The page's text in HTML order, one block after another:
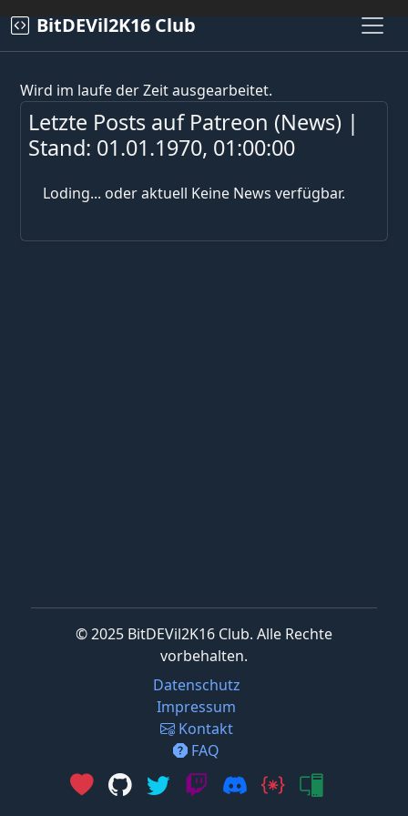
BitDEVil2K16 Club
Wird im laufe der Zeit ausgearbeitet.
Letzte Posts auf Patreon (News) |
Stand: 01.01.1970, 01:00:00
Loding... oder aktuell Keine News verfügbar.
© 2025 BitDEVil2K16 Club. Alle Rechte
vorbehalten.
Datenschutz
Impressum
Kontakt
FAQ